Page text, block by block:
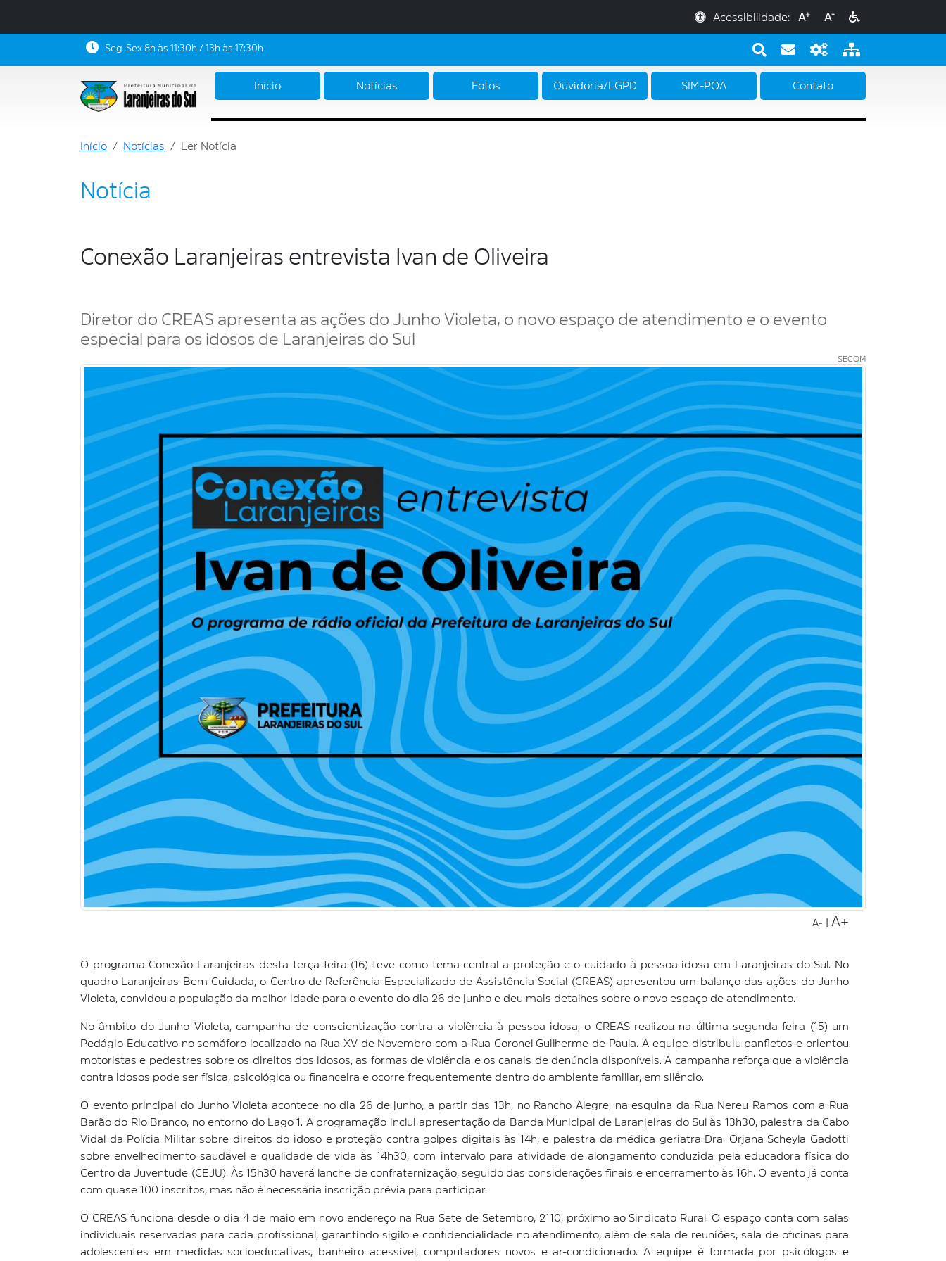
Acessibilidade: A+ A-
Seg-Sex 8h às 11:30h / 13h às 17:30h
Início Notícias Fotos Ouvidoria/LGPD SIM-POA Contato
Início Notícias Ler Notícia
Notícia
Conexão Laranjeiras entrevista Ivan de Oliveira
Diretor do CREAS apresenta as ações do Junho Violeta, o novo espaço de atendimento e o evento
especial para os idosos de Laranjeiras do Sul
SECOM
A- A+
O programa Conexão Laranjeiras desta terça-feira (16) teve como tema central a proteção e o cuidado à pessoa idosa em Laranjeiras do Sul. No
quadro Laranjeiras Bem Cuidada, o Centro de Referência Especializado de Assistência Social (CREAS) apresentou um balanço das ações do Junho
Violeta, convidou a população da melhor idade para o evento do dia 26 de junho e deu mais detalhes sobre o novo espaço de atendimento.
No âmbito do Junho Violeta, campanha de conscientização contra a violência à pessoa idosa, o CREAS realizou na última segunda-feira (15) um
Pedágio Educativo no semáforo localizado na Rua XV de Novembro com a Rua Coronel Guilherme de Paula. A equipe distribuiu panfletos e orientou
motoristas e pedestres sobre os direitos dos idosos, as formas de violência e os canais de denúncia disponíveis. A campanha reforça que a violência
contra idosos pode ser física, psicológica ou financeira e ocorre frequentemente dentro do ambiente familiar, em silêncio.
O evento principal do Junho Violeta acontece no dia 26 de junho, a partir das 13h, no Rancho Alegre, na esquina da Rua Nereu Ramos com a Rua
Barão do Rio Branco, no entorno do Lago 1. A programação inclui apresentação da Banda Municipal de Laranjeiras do Sul às 13h30, palestra da Cabo
Vidal da Polícia Militar sobre direitos do idoso e proteção contra golpes digitais às 14h, e palestra da médica geriatra Dra. Orjana Scheyla Gadotti
sobre envelhecimento saudável e qualidade de vida às 14h30, com intervalo para atividade de alongamento conduzida pela educadora física do
Centro da Juventude (CEJU). Às 15h30 haverá lanche de confraternização, seguido das considerações finais e encerramento às 16h. O evento já conta
com quase 100 inscritos, mas não é necessária inscrição prévia para participar.
O CREAS funciona desde o dia 4 de maio em novo endereço na Rua Sete de Setembro, 2110, próximo ao Sindicato Rural. O espaço conta com salas
individuais reservadas para cada profissional, garantindo sigilo e confidencialidade no atendimento, além de sala de reuniões, sala de oficinas para
adolescentes em medidas socioeducativas, banheiro acessível, computadores novos e ar-condicionado. A equipe é formada por psicólogos e